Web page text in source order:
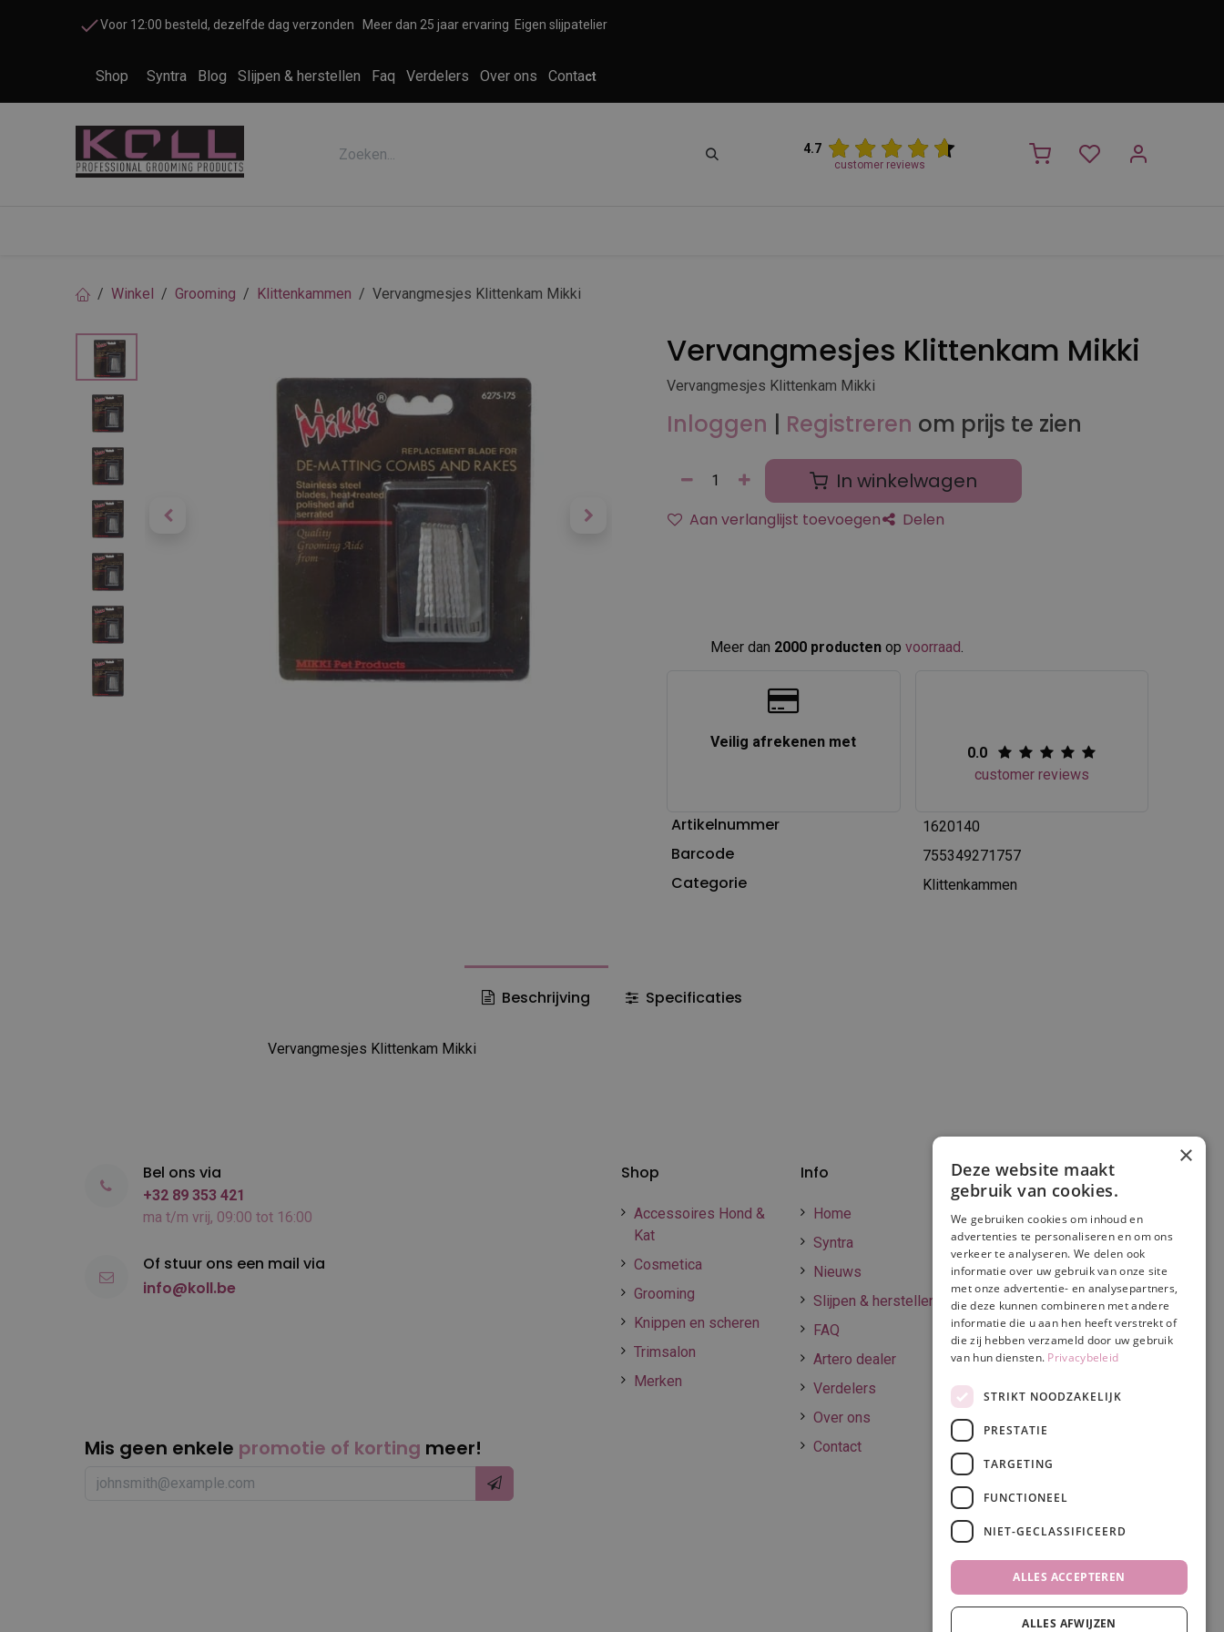
Voor 12:00 besteld, dezelfde dag verzonden Meer dan 25 jaar ervaring Eigen slijpatelier
Shop Syntra Blog Slijpen & herstellen Faq Verdelers Over ons Contact
4.7
customer reviews
Winkel Grooming Klittenkammen Vervangmesjes Klittenkam Mikki
Vervangmesjes Klittenkam Mikki
Vervangmesjes Klittenkam Mikki
Inloggen | Registreren om prijs te zien
In winkelwagen
Aan verlanglijst toevoegen Delen
Meer dan 2000 producten op voorraad
Veilig afrekenen met
0.0
customer reviews
Artikelnummer 1620140
Barcode 755349271757
Categorie Klittenkammen
Beschrijving Specificaties
Vervangmesjes Klittenkam Mikki
Info
Home
Syntra
Nieuws
Slijpen & herstellen
FAQ
Artero dealer
Verdelers
Over ons
Contact
Shop
Accessoires Hond &
Kat
Cosmetica
Grooming
Knippen en scheren
Trimsalon
Merken
Verzenden en
betalen
Online betalen
Retourneren
Algemene
voorwaarden
Privacy & Cookie
policy
Disclaimer
Mis geen enkele promotie of korting meer!
Bel ons via
+32 89 353 421
ma t/m vrij, 09:00 tot 16:00
Of stuur ons een mail via
info@koll.be
×
Deze website maakt
gebruik van cookies.
We gebruiken cookies om inhoud en
advertenties te personaliseren en om ons
verkeer te analyseren. We delen ook
informatie over uw gebruik van onze site
met onze advertentie- en analysepartners,
die deze kunnen combineren met andere
informatie die u aan hen heeft verstrekt of
die zij hebben verzameld door uw gebruik
van hun diensten. Privacybeleid
STRIKT NOODZAKELIJK
PRESTATIE
TARGETING
FUNCTIONEEL
NIET-GECLASSIFICEERD
ALLES ACCEPTEREN
ALLES AFWIJZEN